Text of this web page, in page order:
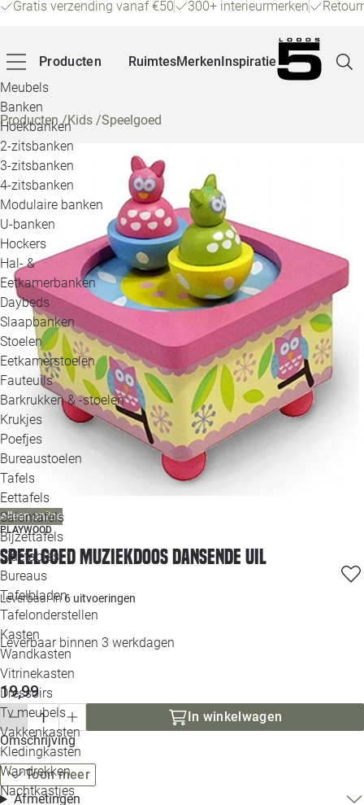
Gratis verzending vanaf €50 300+ interieurmerken
Producten
Meubels
Banken
Hoekbanken
2-zitsbanken
3-zitsbanken
4-zitsbanken
Modulaire banken
U-banken
Hockers
Hal- &
Eetkamerbanken
Daybeds
Slaapbanken
Stoelen
Eetkamerstoelen
Fauteuils
Barkrukken & -stoelen
Krukjes
Poefjes
Bureaustoelen
Tafels
Eettafels
Salontafels
Bijzettafels
Sidetables
Bureaus
Tafelbladen
Tafelonderstellen
Kasten
Wandkasten
Vitrinekasten
Dressoirs
Tv meubels
Vakkenkasten
Kledingkasten
Wandrekken
Nachtkastjes
RuimtesMerkenInspiratie
Producten/Kids /Speelgoed
Alleen online
PLAYWOOD
Speelgoed muziekdoos dansende uil
Leverbaar in6 uitvoeringen
Leverbaar binnen 3 werkdagen
19,99
In winkelwagen
Omschrijving
Toon meer
Afmetingen